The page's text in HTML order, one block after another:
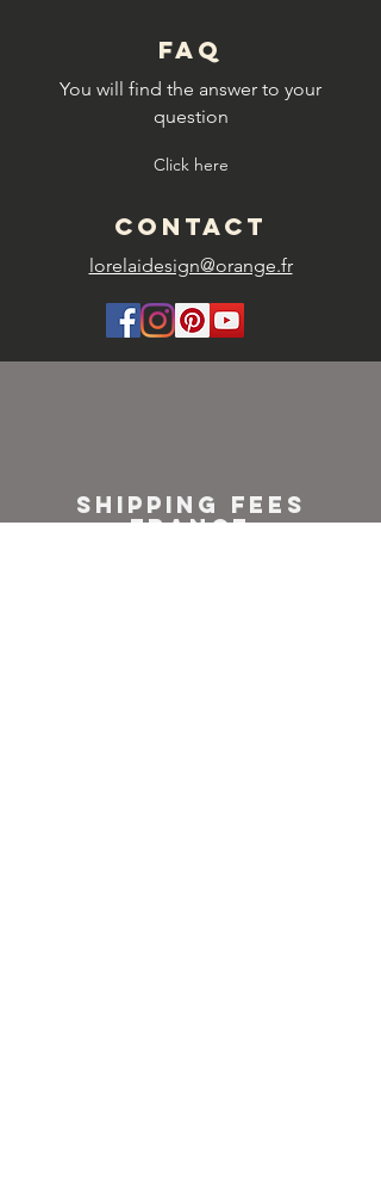
FAQ
You will find the answer to your
question
Click here
CONTACT
lorelaidesign@orange.fr
SHIPPING FEES
FRANCE